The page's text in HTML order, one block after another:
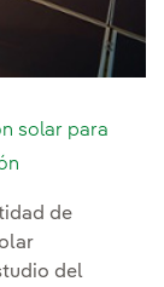
solar para
de
del